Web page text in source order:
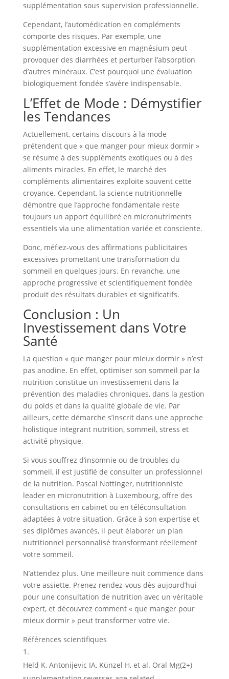
supplémentation sous supervision professionnelle.
Cependant, l’automédication en compléments
comporte des risques. Par exemple, une
supplémentation excessive en magnésium peut
provoquer des diarrhées et perturber l’absorption
d’autres minéraux. C’est pourquoi une évaluation
biologiquement fondée s’avère indispensable.
L’Effet de Mode : Démystifier
les Tendances
Actuellement, certains discours à la mode
prétendent que « que manger pour mieux dormir »
se résume à des suppléments exotiques ou à des
aliments miracles. En effet, le marché des
compléments alimentaires exploite souvent cette
croyance. Cependant, la science nutritionnelle
démontre que l’approche fondamentale reste
toujours un apport équilibré en micronutriments
essentiels via une alimentation variée et consciente.
Donc, méfiez-vous des affirmations publicitaires
excessives promettant une transformation du
sommeil en quelques jours. En revanche, une
approche progressive et scientifiquement fondée
produit des résultats durables et significatifs.
Conclusion : Un
Investissement dans Votre
Santé
La question « que manger pour mieux dormir » n’est
pas anodine. En effet, optimiser son sommeil par la
nutrition constitue un investissement dans la
prévention des maladies chroniques, dans la gestion
du poids et dans la qualité globale de vie. Par
ailleurs, cette démarche s’inscrit dans une approche
holistique integrant nutrition, sommeil, stress et
activité physique.
Si vous souffrez d’insomnie ou de troubles du
sommeil, il est justifié de consulter un professionnel
de la nutrition. Pascal Nottinger, nutritionniste
leader en micronutrition à Luxembourg, offre des
consultations en cabinet ou en téléconsultation
adaptées à votre situation. Grâce à son expertise et
ses diplômes avancés, il peut élaborer un plan
nutritionnel personnalisé transformant réellement
votre sommeil.
N’attendez plus. Une meilleure nuit commence dans
votre assiette. Prenez rendez-vous dès aujourd’hui
pour une consultation de nutrition avec un véritable
expert, et découvrez comment « que manger pour
mieux dormir » peut transformer votre vie.
Références scientifiques
Held K, Antonijevic IA, Künzel H, et al. Oral Mg(2+)